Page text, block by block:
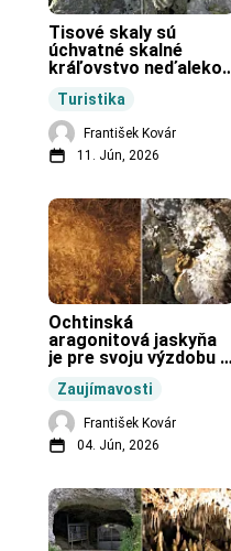
Turistika
Tisové skaly sú
úchvatné skalné
kráľovstvo neďaleko
František Kovár
11. Jún, 2026
Zaujímavosti
Ochtinská
aragonitová jaskyňa
je pre svoju výzdobu
vo svete.
František Kovár
04. Jún, 2026